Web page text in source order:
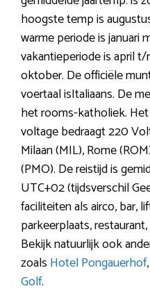
hoogste temp is
warme periode is januari
vakantieperiode is april
oktober. De officiële
voertaal isItaliaans. De
het rooms-katholiek.
voltage bedraagt 220
Milaan (MIL), Rome
(PMO). De reistijd is
UTC+02 (tijdsverschil
faciliteiten als airco, bar,
parkeerplaats,
Bekijk natuurlijk ook
zoals Hotel Pongauerhof,
Golf.